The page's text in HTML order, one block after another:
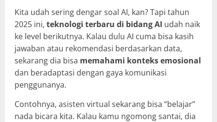
Kita udah sering dengar soal AI, kan? Tapi tahun
2025 ini, teknologi terbaru di bidang AI udah naik
ke level berikutnya. Kalau dulu AI cuma bisa kasih
jawaban atau rekomendasi berdasarkan data,
sekarang dia bisa memahami konteks emosional
dan beradaptasi dengan gaya komunikasi
penggunanya.
Contohnya, asisten virtual sekarang bisa “belajar”
nada bicara kita. Kalau kamu ngomong santai, dia